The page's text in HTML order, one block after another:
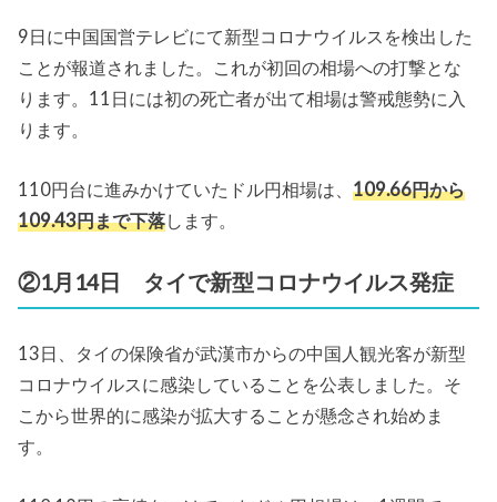
9日に中国国営テレビにて新型コロナウイルスを検出した
ことが報道されました。これが初回の相場への打撃とな
ります。11日には初の死亡者が出て相場は警戒態勢に入
ります。
110円台に進みかけていたドル円相場は、109.66円から
109.43円まで下落します。
②1月14日 タイで新型コロナウイルス発症
13日、タイの保険省が武漢市からの中国人観光客が新型
コロナウイルスに感染していることを公表しました。そ
こから世界的に感染が拡大することが懸念され始めま
す。